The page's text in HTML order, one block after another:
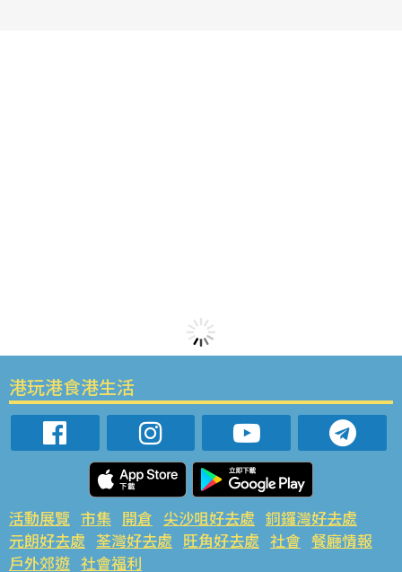
港玩港食港生活
活動展覽 市集 開倉 尖沙咀好去處 銅鑼灣好去處
元朗好去處 荃灣好去處 旺角好去處 社會 餐廳情報
戶外郊遊 社會福利